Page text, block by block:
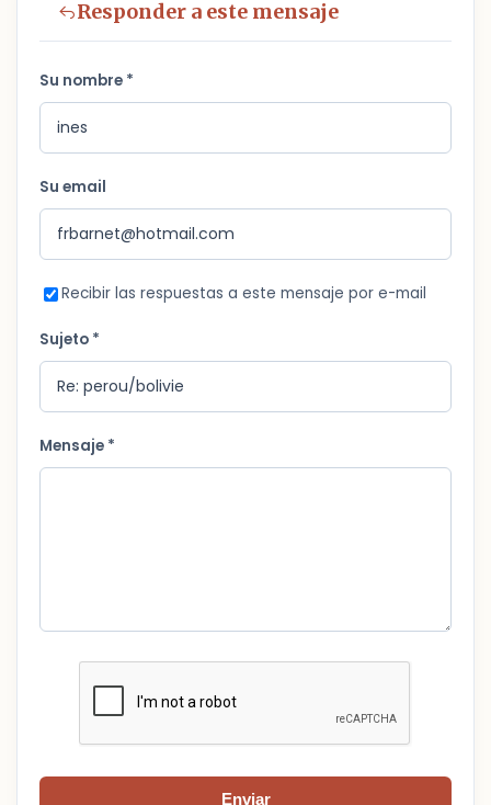
Responder a este mensaje
Su nombre *
Su email
Recibir las respuestas a este mensaje por e-mail
Sujeto *
Mensaje *
Enviar